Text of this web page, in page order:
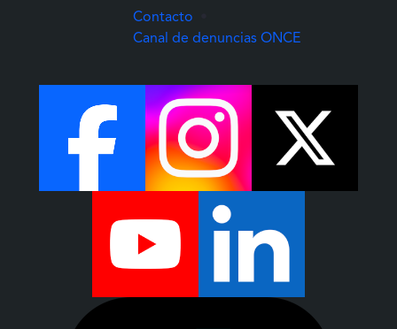
Contacto
Canal de denuncias ONCE(Abre una